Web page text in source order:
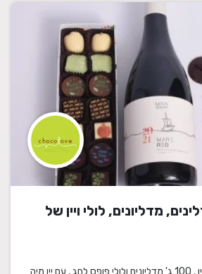
מדליונים, לולי ויין של
מארז 14 פרלינים לחג, יין , 100 ג' מדליונים ולולי פופס לחג , עם יין מיה